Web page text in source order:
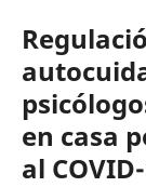
en casa
al